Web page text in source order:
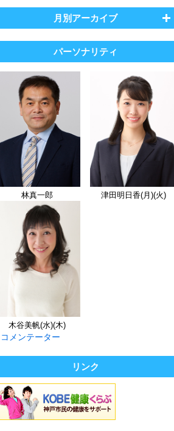
月別アーカイブ
パーソナリティ
林真一郎 津田明日香(月)(火)
木谷美帆(水)(木)
コメンテーター
リンク